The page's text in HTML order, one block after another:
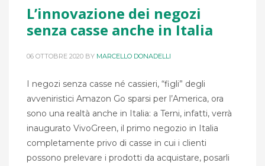
L’innovazione dei negozi
senza casse anche in Italia
06 OTTOBRE 2020 BY MARCELLO DONADELLI
I negozi senza casse né cassieri, “figli” degli
avveniristici Amazon Go sparsi per l’America, ora
sono una realtà anche in Italia: a Terni, infatti, verrà
inaugurato VivoGreen, il primo negozio in Italia
completamente privo di casse in cui i clienti
possono prelevare i prodotti da acquistare, posarli